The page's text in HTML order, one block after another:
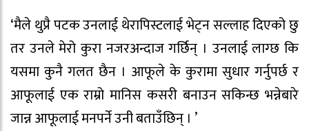
‘मैले थुप्रै पटक उनलाई थेरापिस्टलाई भेट्न सल्लाह दिएको छु
तर उनले मेरो कुरा नजरअन्दाज गर्छिन् । उनलाई लाग्छ कि
यसमा कुनै गलत छैन । आफूले के कुरामा सुधार गर्नुपर्छ र
आफूलाई एक राम्रो मानिस कसरी बनाउन सकिन्छ भन्नेबारे
जान्न आफूलाई मनपर्ने उनी बताउँछिन् । ’